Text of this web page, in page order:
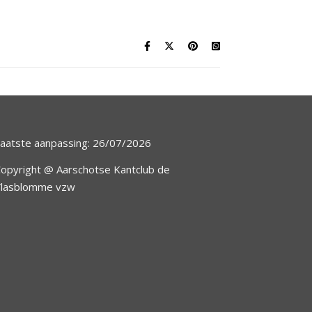
aanpassing: 26/07/2026
@ Aarschotse Kantclub de
vzw